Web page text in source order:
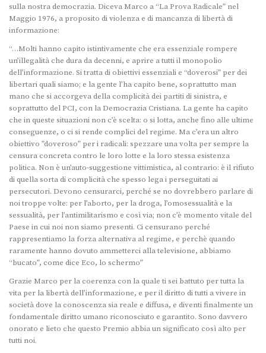
sulla nostra democrazia. Diceva Marco a “La Prova Radicale” nel
Maggio 1976, a proposito di violenza e di mancanza di libertà di
informazione:
“…Molti hanno capito istintivamente che era essenziale rompere
un’illegalità che dura da decenni, e aprire a tutti il monopolio
dell’informazione. Si tratta di obiettivi essenziali e “doverosi” per dei
libertari quali siamo; e la gente l’ha capito bene, soprattutto man
mano che si accorgeva della complicità dei partiti di sinistra, e
soprattutto del PCI, con la Democrazia Cristiana. La gente ha capito
che in queste situazioni non c’è scelta: o si lotta, anche fino alle ultime
conseguenze, o ci si rende complici del regime. Ma c’era un altro
obiettivo ”doveroso” per i radicali: spezzare una volta per sempre la
censura concreta contro le loro lotte e la loro stessa esistenza
politica. Non è un’auto-suggestione vittimistica, al contrario: è il rifiuto
di quella sorta di complicità che spesso lega i perseguitati ai
persecutori. Devono censurarci, perché se no dovrebbero parlare di
noi troppe volte: per l’aborto, per la droga, l’omosessualità e la
sessualità, per l’antimilitarismo e così via; non c’è momento vitale del
Paese in cui noi non siamo presenti. Ci censurano perché
rappresentiamo la forza alternativa al regime, e perchè quando
raramente hanno dovuto ammetterci alla televisione, abbiamo
“bucato”, come dice Eco, lo schermo”
Grazie Marco per la coerenza con la quale ti sei battuto per tutta la
vita per la libertà dell’informazione, e per il diritto di tutti a vivere in
società dove la conoscenza sia reale e diffusa, e diventi finalmente un
fondamentale diritto umano riconosciuto e garantito. Sono davvero
onorato e lieto che questo Premio abbia un significato così alto per
tutti noi.